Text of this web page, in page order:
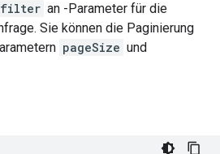
filter an -Parameter für die
Sie können die Paginierung
pageSize und